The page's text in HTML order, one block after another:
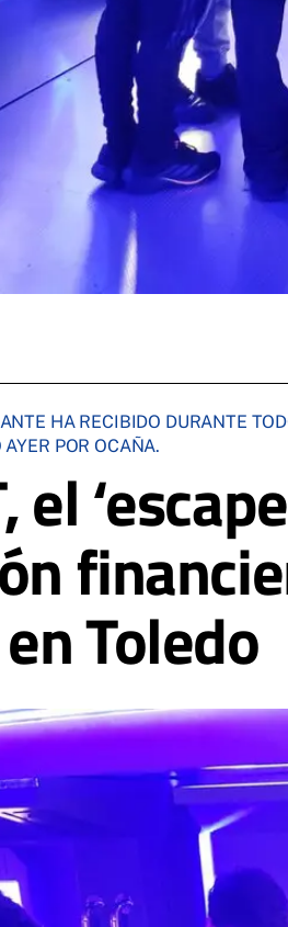
HA RECIBIDO DURANTE
POR OCAÑA.
el
Toledo